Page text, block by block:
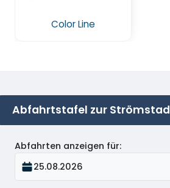
Color Line
Abfahrtstafel zur Strömstad
Abfahrten anzeigen für:
25.08.2026